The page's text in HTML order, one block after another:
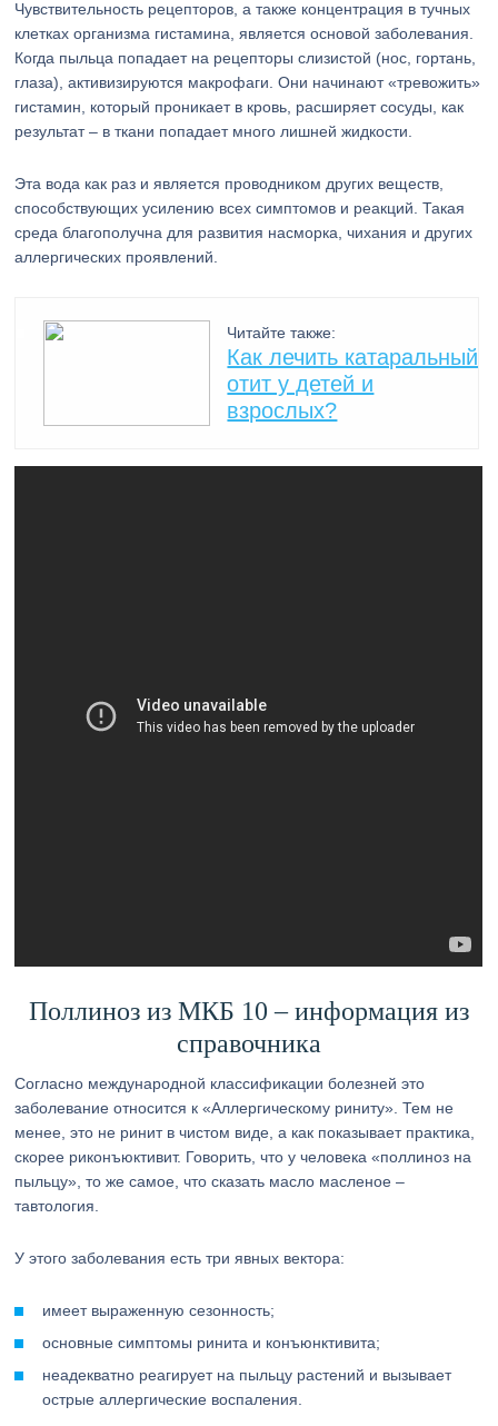
Чувствительность рецепторов, а также концентрация в тучных
клетках организма гистамина, является основой заболевания.
Когда пыльца попадает на рецепторы слизистой (нос, гортань,
глаза), активизируются макрофаги. Они начинают «тревожить»
гистамин, который проникает в кровь, расширяет сосуды, как
результат – в ткани попадает много лишней жидкости.
Эта вода как раз и является проводником других веществ,
способствующих усилению всех симптомов и реакций. Такая
среда благополучна для развития насморка, чихания и других
аллергических проявлений.
Читайте также:
Как лечить катаральный
отит у детей и
взрослых?
Поллиноз из МКБ 10 – информация из
справочника
Согласно международной классификации болезней это
заболевание относится к «Аллергическому риниту». Тем не
менее, это не ринит в чистом виде, а как показывает практика,
скорее риконъюктивит. Говорить, что у человека «поллиноз на
пыльцу», то же самое, что сказать масло масленое –
тавтология.
У этого заболевания есть три явных вектора:
имеет выраженную сезонность;
основные симптомы ринита и конъюнктивита;
неадекватно реагирует на пыльцу растений и вызывает
острые аллергические воспаления.